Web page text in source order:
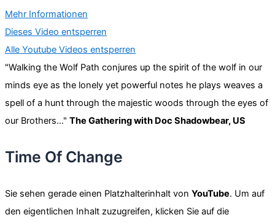
Mehr Informationen
Dieses Video entsperren
Alle Youtube Videos entsperren
"Walking the Wolf Path conjures up the spirit of the wolf in our
minds eye as the lonely yet powerful notes he plays weaves a
spell of a hunt through the majestic woods through the eyes of
our Brothers..." The Gathering with Doc Shadowbear, US
Time Of Change
Sie sehen gerade einen Platzhalterinhalt von YouTube. Um auf
den eigentlichen Inhalt zuzugreifen, klicken Sie auf die